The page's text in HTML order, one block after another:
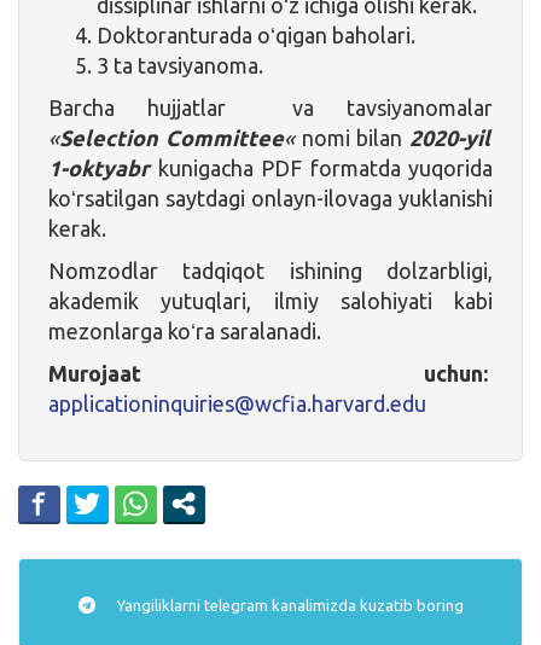
Doktoranturada oʻqigan baholari.
3 ta tavsiyanoma.
Barcha hujjatlar va tavsiyanomalar
«Selection Committee«nomi bilan 2020-yil
1-oktyabr kunigacha PDF formatda yuqorida
koʻrsatilgan saytdagi onlayn-ilovaga yuklanishi
kerak.
Nomzodlar tadqiqot ishining dolzarbligi,
akademik yutuqlari, ilmiy salohiyati kabi
mezonlarga koʻra saralanadi.
Murojaat uchun:
applicationinquiries@wcfia.harvard.edu
Yangiliklarni telegram kanalimizda kuzatib boring